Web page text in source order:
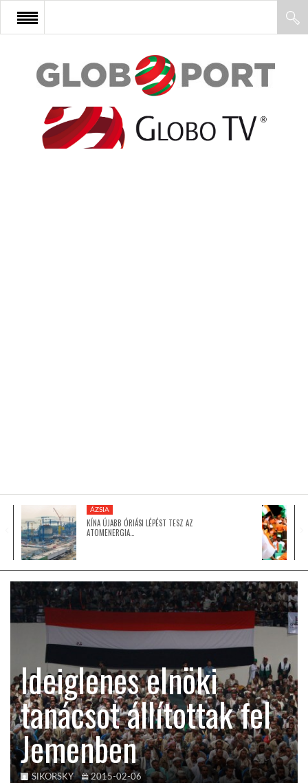
FŐOLDAL
AFRIKA
GLOBOTV BP
HÍR3D
TROPICALMAGAZIN
GLOBOTV
AFRIKA TUDÁSTÁR
A NAP SZÉPE
ÁZSIA
KÍNA ÚJABB ÓRIÁSI LÉPÉST TESZ AZ
ATOMENERGIA…
Ideiglenes elnöki
tanácsot állítottak fel
Jemenben
SIKORSKY 2015-02-06